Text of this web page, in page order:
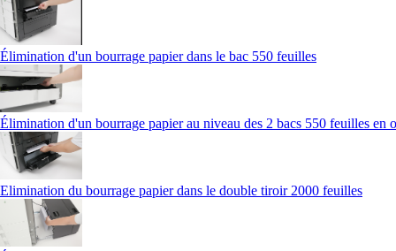
Élimination d'un bourrage papier dans le bac 550 feuilles
Élimination d'un bourrage papier au niveau des 2 bacs 550 feuilles en
Elimination du bourrage papier dans le double tiroir 2000 feuilles